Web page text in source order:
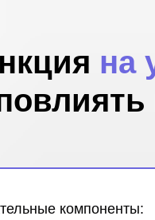
на
компоненты: